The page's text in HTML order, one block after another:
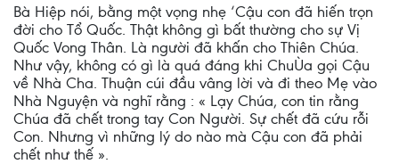
Bà Hiệp nói, bằng một vọng nhẹ ‘Cậu con đã hiến trọn
đời cho Tổ Quốc. Thật không gì bất thường cho sự Vị
Quốc Vong Thân. Là người đã khấn cho Thiên Chúa.
Như vậy, không có gì là quá đáng khi ChuÙa gọi Cậu
về Nhà Cha. Thuận cúi đầu vâng lời và đi theo Mẹ vào
Nhà Nguyện và nghĩ rằng : « Lạy Chúa, con tin rằng
Chúa đã chết trong tay Con Người. Sự chết đã cứu rỗi
Con. Nhưng vì những lý do nào mà Cậu con đã phải
chết như thế ».